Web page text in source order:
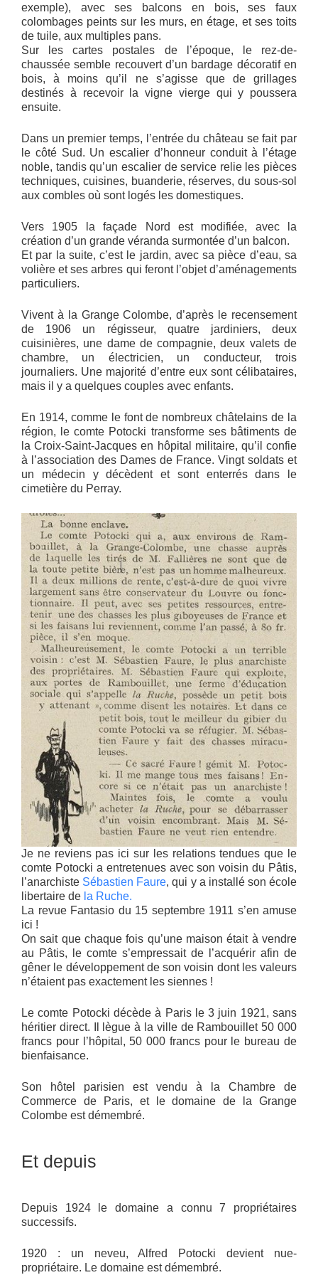
exemple), avec ses balcons en bois, ses faux
colombages peints sur les murs, en étage, et ses toits
de tuile, aux multiples pans.
Sur les cartes postales de l’époque, le rez-de-
chaussée semble recouvert d’un bardage décoratif en
bois, à moins qu’il ne s’agisse que de grillages
destinés à recevoir la vigne vierge qui y poussera
ensuite.
Dans un premier temps, l’entrée du château se fait par
le côté Sud. Un escalier d’honneur conduit à l’étage
noble, tandis qu’un escalier de service relie les pièces
techniques, cuisines, buanderie, réserves, du sous-sol
aux combles où sont logés les domestiques.
Vers 1905 la façade Nord est modifiée, avec la
création d’un grande véranda surmontée d’un balcon.
Et par la suite, c’est le jardin, avec sa pièce d’eau, sa
volière et ses arbres qui feront l’objet d’aménagements
particuliers.
Vivent à la Grange Colombe, d’après le recensement
de 1906 un régisseur, quatre jardiniers, deux
cuisinières, une dame de compagnie, deux valets de
chambre, un électricien, un conducteur, trois
journaliers. Une majorité d’entre eux sont célibataires,
mais il y a quelques couples avec enfants.
En 1914, comme le font de nombreux châtelains de la
région, le comte Potocki transforme ses bâtiments de
la Croix-Saint-Jacques en hôpital militaire, qu’il confie
à l’association des Dames de France. Vingt soldats et
un médecin y décèdent et sont enterrés dans le
cimetière du Perray.
Je ne reviens pas ici sur les relations tendues que le
comte Potocki a entretenues avec son voisin du Pâtis,
l’anarchiste Sébastien Faure, qui y a installé son école
libertaire de la Ruche.
La revue Fantasio du 15 septembre 1911 s’en amuse
ici !
On sait que chaque fois qu’une maison était à vendre
au Pâtis, le comte s’empressait de l’acquérir afin de
gêner le développement de son voisin dont les valeurs
n’étaient pas exactement les siennes !
Le comte Potocki décède à Paris le 3 juin 1921, sans
héritier direct. Il lègue à la ville de Rambouillet 50 000
francs pour l’hôpital, 50 000 francs pour le bureau de
bienfaisance.
Son hôtel parisien est vendu à la Chambre de
Commerce de Paris, et le domaine de la Grange
Colombe est démembré.
Et depuis
Depuis 1924 le domaine a connu 7 propriétaires
successifs.
1920 : un neveu, Alfred Potocki devient nue-
propriétaire. Le domaine est démembré.